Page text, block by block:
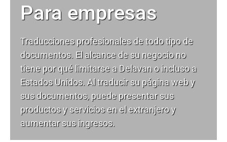
Para empresas
Traducciones profesionales de todo tipo de
documentos. El alcance de su negocio no
tiene por qué limitarse a Delavan o incluso a
Estados Unidos. Al traducir su página web y
sus documentos, puede presentar sus
productos y servicios en el extranjero y
aumentar sus ingresos.